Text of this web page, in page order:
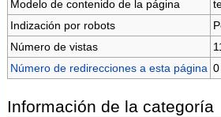
Modelo de contenido de la página
Indización por robots
Número de vistas
Número de redirecciones a esta página 0
Información de la categoría